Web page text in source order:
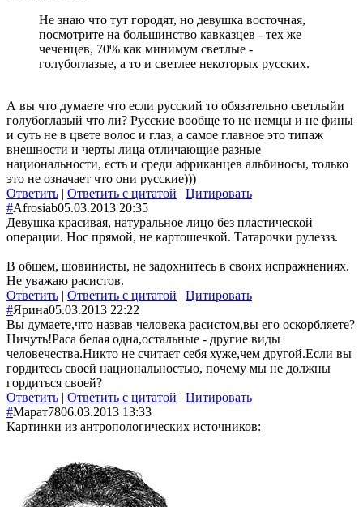
Не знаю что тут городят, но девушка восточная,
посмотрите на большинство кавказцев - тех же
чеченцев, 70% как минимум светлые -
голубоглазые, а то и светлее некоторых русских.
А вы что думаете что если русский то обязательно светлыйи
голубоглазый что ли? Русские вообще то не немцы и не фины
и суть не в цвете волос и глаз, а самое главное это типаж
внешности и черты лица отличающие разные
национальности, есть и среди африканцев альбиносы, только
это не означает что они русские)))
Ответить | Ответить с цитатой | Цитировать
#Afrosiab05.03.2013 20:35
Девушка красивая, натуральное лицо без пластической
операции. Нос прямой, не картошечкой. Татарочки рулеззз.
В общем, шовинисты, не задохнитесь в своих испражнениях.
Не уважаю расистов.
Ответить | Ответить с цитатой | Цитировать
#Ярина05.03.2013 22:22
Вы думаете,что назвав человека расистом,вы его оскорбляете?
Ничуть!Раса белая одна,остальные - другие виды
человечества.Никто не считает себя хуже,чем другой.Если вы
гордитесь своей национальностью, почему мы не должны
гордиться своей?
Ответить | Ответить с цитатой | Цитировать
#Марат7806.03.2013 13:33
Картинки из антропологических источников: